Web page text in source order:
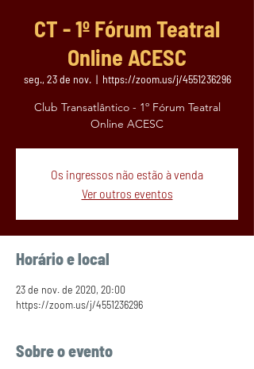
CT - 1º Fórum Teatral
Online ACESC
seg., 23 de nov.
  |
https://zoom.us/j/4551236296
Club Transatlântico - 1º Fórum Teatral
Os ingressos não estão à venda
Ver outros eventos
Horário e local
23 de nov. de 2020, 20:00
https://zoom.us/j/4551236296
Sobre o evento